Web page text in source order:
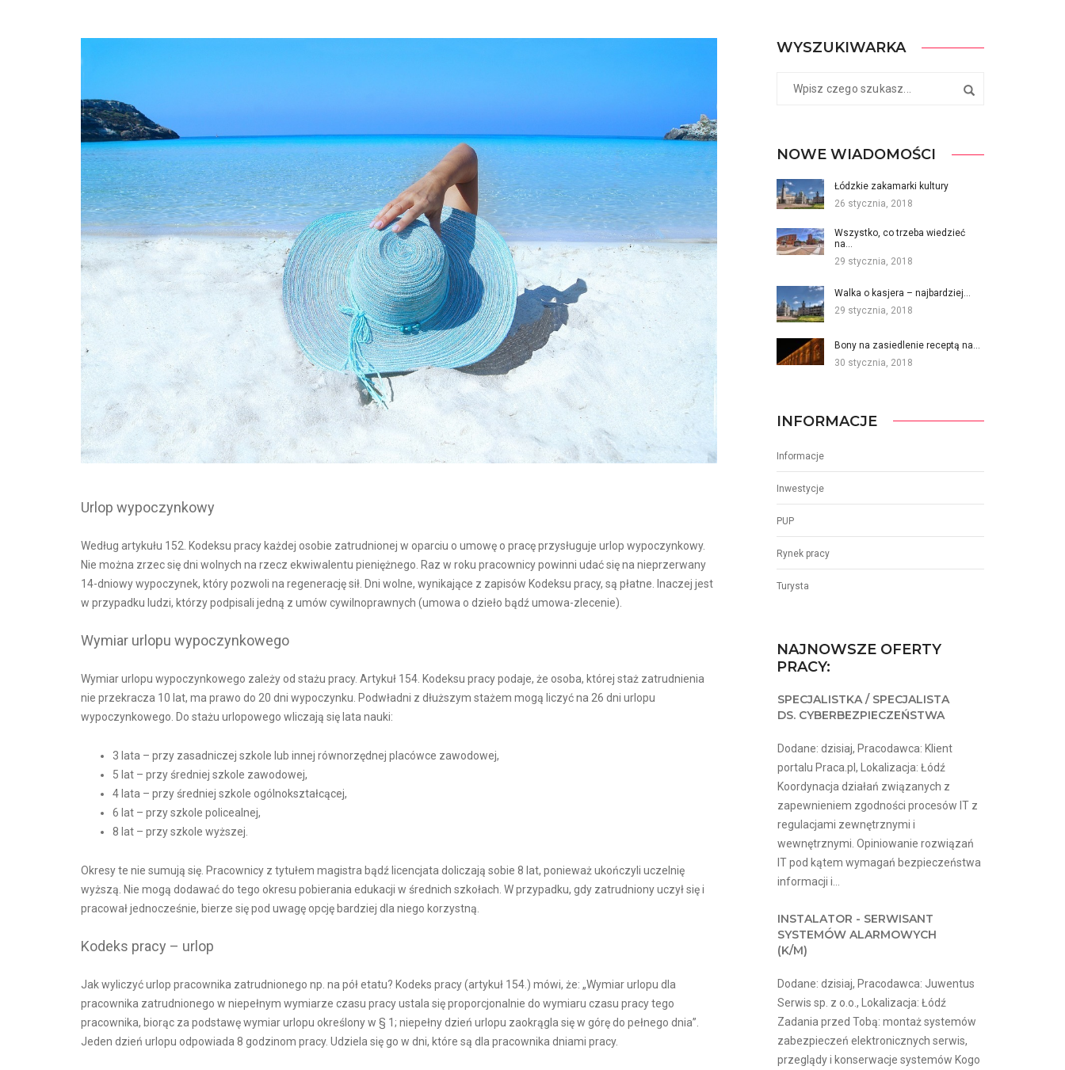
Urlop wypoczynkowy
Według artykułu 152. Kodeksu pracy każdej osobie zatrudnionej w oparciu o umowę o pracę przysługuje urlop wypoczynkowy.
Nie można zrzec się dni wolnych na rzecz ekwiwalentu pieniężnego. Raz w roku pracownicy powinni udać się na nieprzerwany
14-dniowy wypoczynek, który pozwoli na regenerację sił. Dni wolne, wynikające z zapisów Kodeksu pracy, są płatne. Inaczej jest
w przypadku ludzi, którzy podpisali jedną z umów cywilnoprawnych (umowa o dzieło bądź umowa-zlecenie).
Wymiar urlopu wypoczynkowego
Wymiar urlopu wypoczynkowego zależy od stażu pracy. Artykuł 154. Kodeksu pracy podaje, że osoba, której staż zatrudnienia
nie przekracza 10 lat, ma prawo do 20 dni wypoczynku. Podwładni z dłuższym stażem mogą liczyć na 26 dni urlopu
wypoczynkowego. Do stażu urlopowego wliczają się lata nauki:
3 lata – przy zasadniczej szkole lub innej równorzędnej placówce zawodowej,
5 lat – przy średniej szkole zawodowej,
4 lata – przy średniej szkole ogólnokształcącej,
6 lat – przy szkole policealnej,
8 lat – przy szkole wyższej.
Okresy te nie sumują się. Pracownicy z tytułem magistra bądź licencjata doliczają sobie 8 lat, ponieważ ukończyli uczelnię
wyższą. Nie mogą dodawać do tego okresu pobierania edukacji w średnich szkołach. W przypadku, gdy zatrudniony uczył się i
pracował jednocześnie, bierze się pod uwagę opcję bardziej dla niego korzystną.
Kodeks pracy – urlop
Jak wyliczyć urlop pracownika zatrudnionego np. na pół etatu? Kodeks pracy (artykuł 154.) mówi, że: „Wymiar urlopu dla
pracownika zatrudnionego w niepełnym wymiarze czasu pracy ustala się proporcjonalnie do wymiaru czasu pracy tego
pracownika, biorąc za podstawę wymiar urlopu określony w § 1; niepełny dzień urlopu zaokrągla się w górę do pełnego dnia”.
Jeden dzień urlopu odpowiada 8 godzinom pracy. Udziela się go w dni, które są dla pracownika dniami pracy.
WYSZUKIWARKA
NOWE WIADOMOŚCI
Łódzkie zakamarki kultury
26 stycznia, 2018
Wszystko, co trzeba wiedzieć
na…
29 stycznia, 2018
Walka o kasjera – najbardziej…
29 stycznia, 2018
Bony na zasiedlenie receptą na…
30 stycznia, 2018
INFORMACJE
Informacje
Inwestycje
PUP
Rynek pracy
Turysta
NAJNOWSZE OFERTY
PRACY:
SPECJALISTKA / SPECJALISTA
DS. CYBERBEZPIECZEŃSTWA
Dodane: dzisiaj, Pracodawca: Klient
portalu Praca.pl, Lokalizacja: Łódź
Koordynacja działań związanych z
zapewnieniem zgodności procesów IT z
regulacjami zewnętrznymi i
wewnętrznymi. Opiniowanie rozwiązań
IT pod kątem wymagań bezpieczeństwa
informacji i...
INSTALATOR - SERWISANT
SYSTEMÓW ALARMOWYCH
(K/M)
Dodane: dzisiaj, Pracodawca: Juwentus
Serwis sp. z o.o., Lokalizacja: Łódź
Zadania przed Tobą: montaż systemów
zabezpieczeń elektronicznych serwis,
przeglądy i konserwacje systemów Kogo